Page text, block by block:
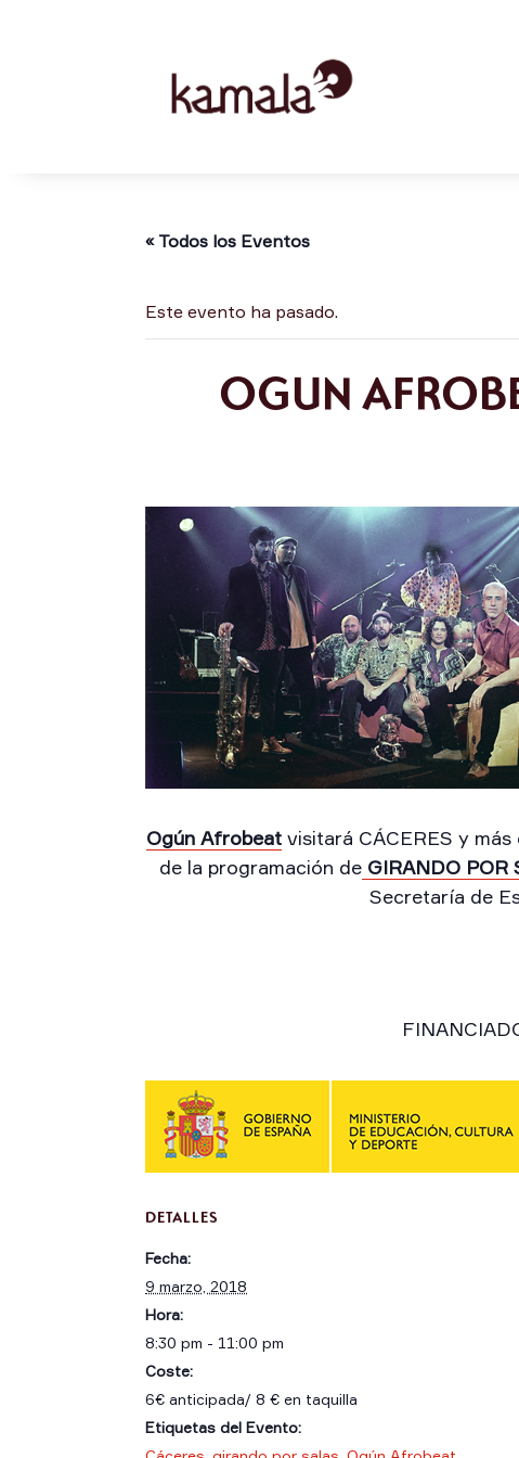
« Todos los Eventos
Este evento ha pasado.
OGUN
Ogún Afrobeatvisitará CÁCERES y más
de la programación deGIRANDO POR
Secretaría de
DETALLES
Fecha:
9 marzo, 2018
Hora:
8:30 pm - 11:00 pm
Coste:
6€ anticipada/ 8 € en taquilla
Etiquetas del Evento: